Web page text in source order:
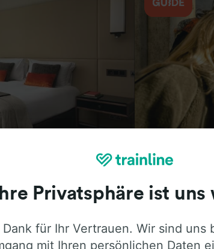
ehrliche Meinung von
Ihre Privatsphäre ist
für Ihr Vertrauen. Wir sind uns
mit Ihren persönlichen Daten